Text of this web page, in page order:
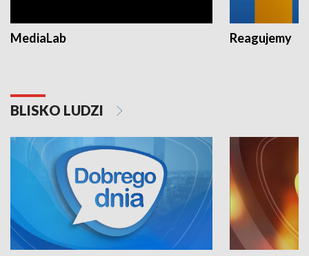
MediaLab Reagujemy
BLISKO LUDZI